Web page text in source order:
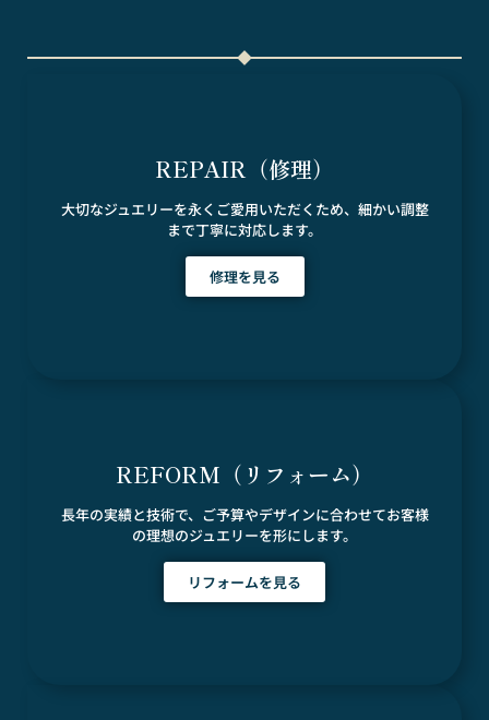
REPAIR（修理）
大切なジュエリーを永くご愛用いただくため、細かい調整
まで丁寧に対応します。
修理を見る
REFORM（リフォーム）
長年の実績と技術で、ご予算やデザインに合わせてお客様
の理想のジュエリーを形にします。
リフォームを見る